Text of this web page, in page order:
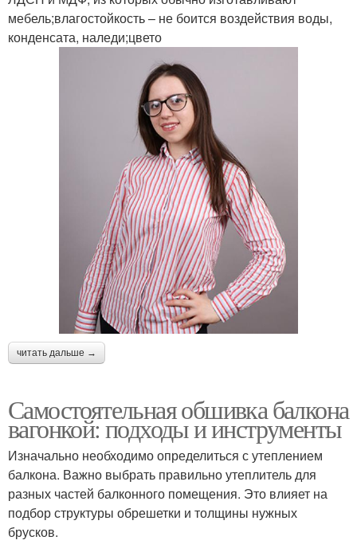
мебель;влагостойкость – не боится воздействия воды,
конденсата, наледи;цвето
читать дальше →
Самостоятельная обшивка балкона
вагонкой: подходы и инструменты
Изначально необходимо определиться с утеплением
балкона. Важно выбрать правильно утеплитель для
разных частей балконного помещения. Это влияет на
подбор структуры обрешетки и толщины нужных
брусков.